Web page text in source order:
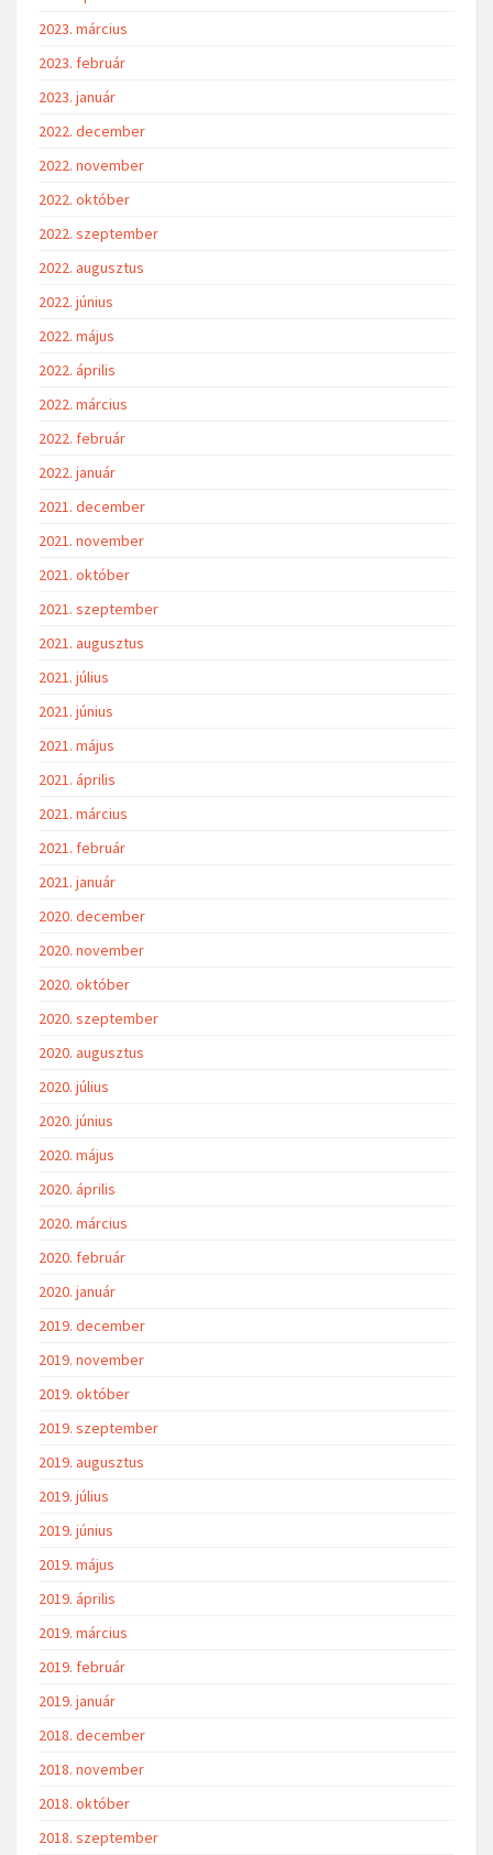
2023. március
2023. február
2023. január
2022. december
2022. november
2022. október
2022. szeptember
2022. augusztus
2022. június
2022. május
2022. április
2022. március
2022. február
2022. január
2021. december
2021. november
2021. október
2021. szeptember
2021. augusztus
2021. július
2021. június
2021. május
2021. április
2021. március
2021. február
2021. január
2020. december
2020. november
2020. október
2020. szeptember
2020. augusztus
2020. július
2020. június
2020. május
2020. április
2020. március
2020. február
2020. január
2019. december
2019. november
2019. október
2019. szeptember
2019. augusztus
2019. július
2019. június
2019. május
2019. április
2019. március
2019. február
2019. január
2018. december
2018. november
2018. október
2018. szeptember